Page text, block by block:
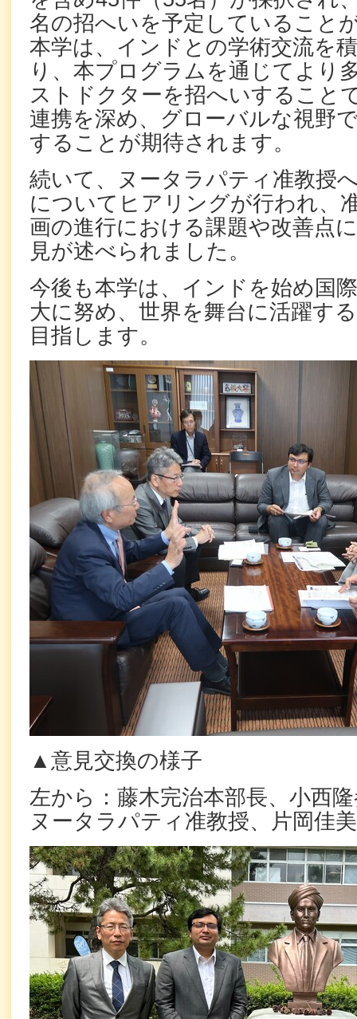
名の招へいを予定していること
本学は、インドとの学術交流を
り、本プログラムを通じてより
ストドクターを招へいすること
連携を深め、グローバルな視野
することが期待されます。
続いて、ヌータラパティ准教授
についてヒアリングが行われ、
画の進行における課題や改善点
見が述べられました。
今後も本学は、インドを始め国
大に努め、世界を舞台に活躍す
目指します。
▲意見交換の様子
左から：藤木完治本部長、小西
ヌータラパティ准教授、片岡佳